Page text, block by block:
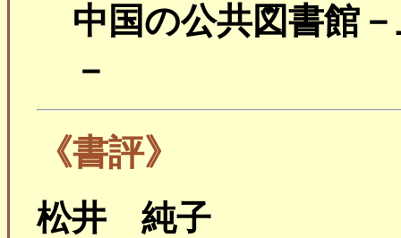
中国の公共図書館
－
《書評》
松井 純子